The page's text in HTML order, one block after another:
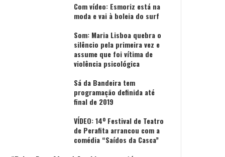
Com vídeo: Esmoriz está na
moda e vai à boleia do surf
Som: Maria Lisboa quebra o
silêncio pela primeira vez e
assume que foi vítima de
violência psicológica
Sá da Bandeira tem
programação definida até
final de 2019
VÍDEO: 14º Festival de Teatro
de Perafita arrancou com a
comédia “Saídos da Casca”